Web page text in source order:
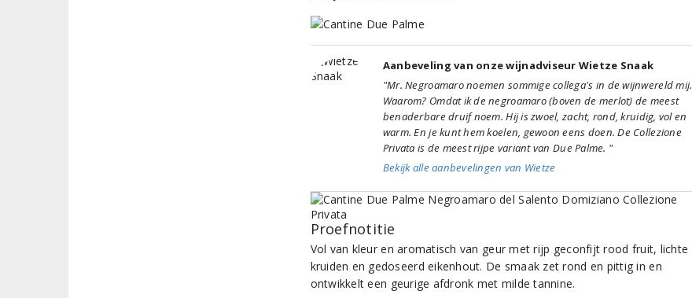
Aanbeveling van onze wijnadviseur Wietze Snaak
"Mr. Negroamaro noemen sommige collega's in de wijnwereld mij.
Waarom? Omdat ik de negroamaro (boven de merlot) de meest
benaderbare druif noem. Hij is zwoel, zacht, rond, kruidig, vol en
warm. En je kunt hem koelen, gewoon eens doen. De Collezione
Privata is de meest rijpe variant van Due Palme. "
Bekijk alle aanbevelingen van Wietze
Proefnotitie
Vol van kleur en aromatisch van geur met rijp geconfijt rood fruit, lichte
kruiden en gedoseerd eikenhout. De smaak zet rond en pittig in en
ontwikkelt een geurige afdronk met milde tannine.